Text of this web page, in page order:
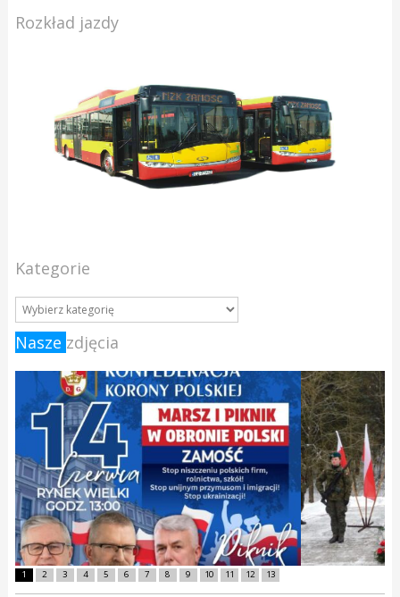
Rozkład jazdy
Kategorie
Nasze zdjęcia
1 2 3 4 5 6 7 8 9 10 11 12 13